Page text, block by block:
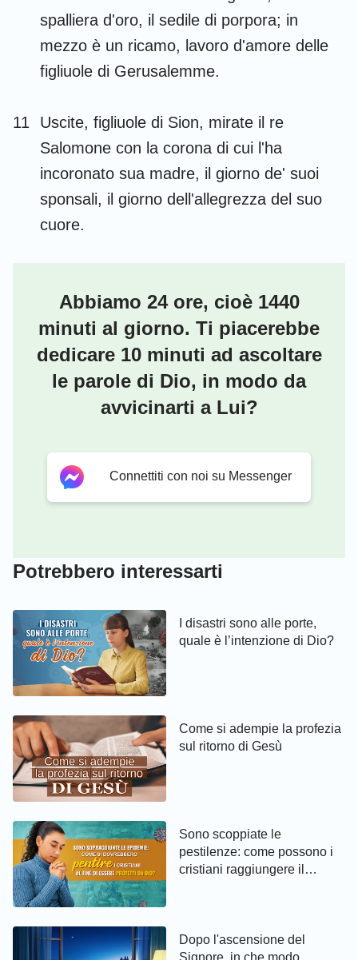
spalliera d'oro, il sedile di porpora; in
mezzo è un ricamo, lavoro d'amore delle
figliuole di Gerusalemme.
11
Uscite, figliuole di Sion, mirate il re
Salomone con la corona di cui l'ha
incoronato sua madre, il giorno de' suoi
sponsali, il giorno dell'allegrezza del suo
cuore.
Abbiamo 24 ore, cioè 1440
minuti al giorno. Ti piacerebbe
dedicare 10 minuti ad ascoltare
le parole di Dio, in modo da
avvicinarti a Lui?
Connettiti con noi su Messenger
Potrebbero interessarti
I disastri sono alle porte,
quale è l’intenzione di Dio?
Come si adempie la profezia
sul ritorno di Gesù
Sono scoppiate le
pestilenze: come possono i
cristiani raggiungere il
Dopo l'ascensione del
Signore, in che modo